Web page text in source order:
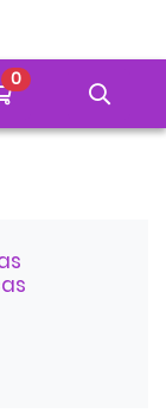
Ir a mi
0